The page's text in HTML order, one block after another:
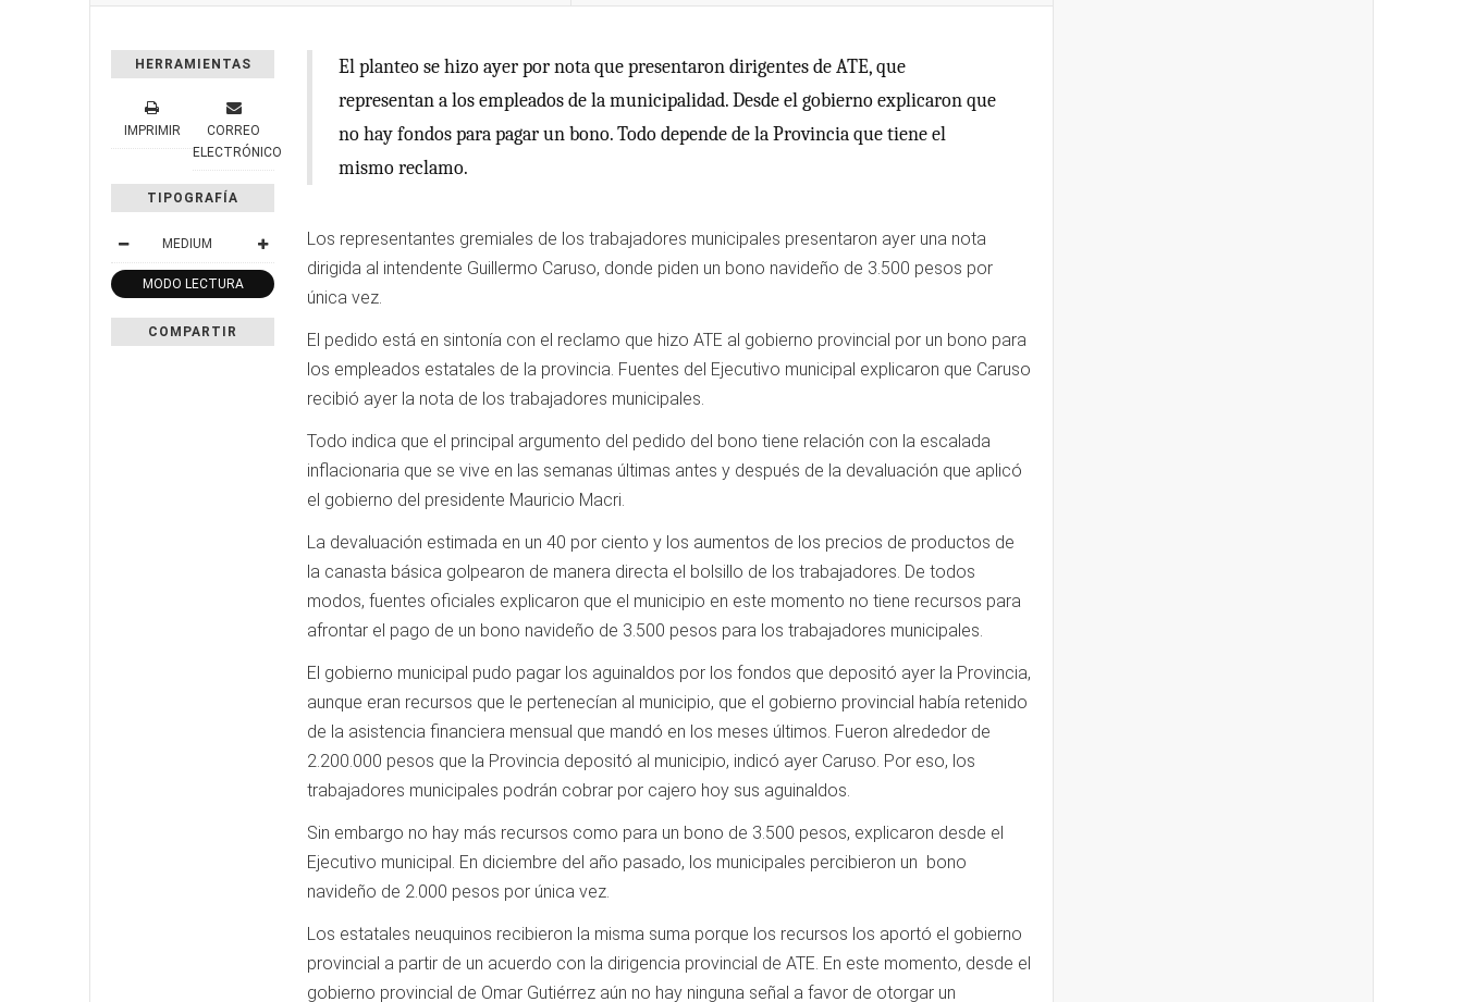
HERRAMIENTAS
IMPRIMIR
CORREO
ELECTRÓNICO
TIPOGRAFÍA
MEDIUM
MODO LECTURA
COMPARTIR
El planteo se hizo ayer por nota que presentaron dirigentes de ATE, que
representan a los empleados de la municipalidad. Desde el gobierno explicaron que
no hay fondos para pagar un bono. Todo depende de la Provincia que tiene el
mismo reclamo.
Los representantes gremiales de los trabajadores municipales presentaron ayer una nota
dirigida al intendente Guillermo Caruso, donde piden un bono navideño de 3.500 pesos por
única vez.
El pedido está en sintonía con el reclamo que hizo ATE al gobierno provincial por un bono para
los empleados estatales de la provincia. Fuentes del Ejecutivo municipal explicaron que Caruso
recibió ayer la nota de los trabajadores municipales.
Todo indica que el principal argumento del pedido del bono tiene relación con la escalada
inflacionaria que se vive en las semanas últimas antes y después de la devaluación que aplicó
el gobierno del presidente Mauricio Macri.
La devaluación estimada en un 40 por ciento y los aumentos de los precios de productos de
la canasta básica golpearon de manera directa el bolsillo de los trabajadores. De todos
modos, fuentes oficiales explicaron que el municipio en este momento no tiene recursos para
afrontar el pago de un bono navideño de 3.500 pesos para los trabajadores municipales.
El gobierno municipal pudo pagar los aguinaldos por los fondos que depositó ayer la Provincia,
aunque eran recursos que le pertenecían al municipio, que el gobierno provincial había retenido
de la asistencia financiera mensual que mandó en los meses últimos. Fueron alrededor de
2.200.000 pesos que la Provincia depositó al municipio, indicó ayer Caruso. Por eso, los
trabajadores municipales podrán cobrar por cajero hoy sus aguinaldos.
Sin embargo no hay más recursos como para un bono de 3.500 pesos, explicaron desde el
Ejecutivo municipal. En diciembre del año pasado, los municipales percibieron un bono
navideño de 2.000 pesos por única vez.
Los estatales neuquinos recibieron la misma suma porque los recursos los aportó el gobierno
provincial a partir de un acuerdo con la dirigencia provincial de ATE. En este momento, desde el
gobierno provincial de Omar Gutiérrez aún no hay ninguna señal a favor de otorgar un